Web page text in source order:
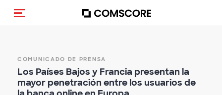
(Des)activar la navegación
COMUNICADO DE PRENSA
Los Países Bajos y Francia presentan la
mayor penetración entre los usuarios de